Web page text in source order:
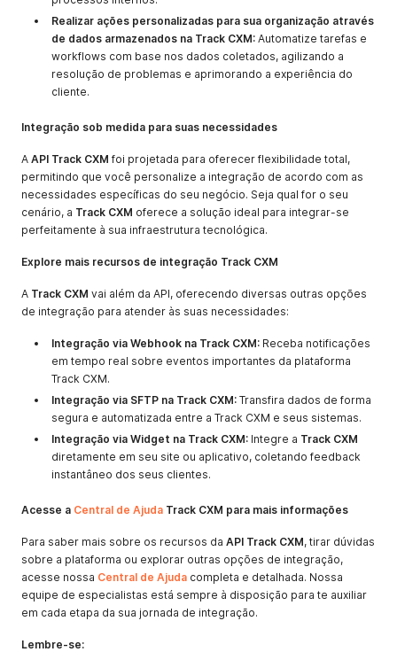
Realizar ações personalizadas para sua organização através
de dados armazenados na Track CXM: Automatize tarefas e
workflows com base nos dados coletados, agilizando a
resolução de problemas e aprimorando a experiência do
cliente.
Integração sob medida para suas necessidades
A API Track CXM foi projetada para oferecer flexibilidade total,
permitindo que você personalize a integração de acordo com as
necessidades específicas do seu negócio. Seja qual for o seu
cenário, a Track CXM oferece a solução ideal para integrar-se
perfeitamente à sua infraestrutura tecnológica.
Explore mais recursos de integração Track CXM
A Track CXM vai além da API, oferecendo diversas outras opções
de integração para atender às suas necessidades:
Integração via Webhook na Track CXM: Receba notificações
em tempo real sobre eventos importantes da plataforma
Track CXM.
Integração via SFTP na Track CXM: Transfira dados de forma
segura e automatizada entre a Track CXM e seus sistemas.
Integração via Widget na Track CXM: Integre a Track CXM
diretamente em seu site ou aplicativo, coletando feedback
instantâneo dos seus clientes.
Acesse a Central de Ajuda Track CXM para mais informações
Para saber mais sobre os recursos da API Track CXM, tirar dúvidas
sobre a plataforma ou explorar outras opções de integração,
acesse nossa Central de Ajuda completa e detalhada. Nossa
equipe de especialistas está sempre à disposição para te auxiliar
em cada etapa da sua jornada de integração.
Lembre-se: